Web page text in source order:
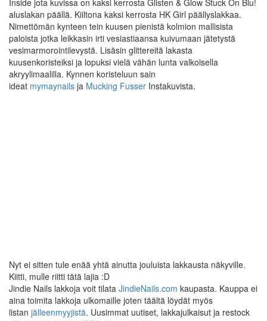
Inside jota kuvissa on kaksi kerrosta Glisten & Glow Stuck On Blu!
aluslakan päällä. Kiiltona kaksi kerrosta HK Girl päällyslakkaa.
Nimettömän kynteen tein kuusen pienistä kolmion mallisista
paloista jotka leikkasin irti vesiastiaansa kuivumaan jätetystä
vesimarmorointilevystä. Lisäsin glittereitä lakasta
kuusenkoristeiksi ja lopuksi vielä vähän lunta valkoisella
akryylimaalilla. Kynnen koristeluun sain
ideat mymaynails ja Mucking Fusser Instakuvista.
Nyt ei sitten tule enää yhtä ainutta jouluista lakkausta näkyville.
Kiitti, mulle riitti tätä lajia :D
Jindie Nails lakkoja voit tilata JindieNails.com kaupasta. Kauppa ei
aina toimita lakkoja ulkomaille joten täältä löydät myös
listan jälleenmyyjistä. Uusimmat uutiset, lakkajulkaisut ja restock